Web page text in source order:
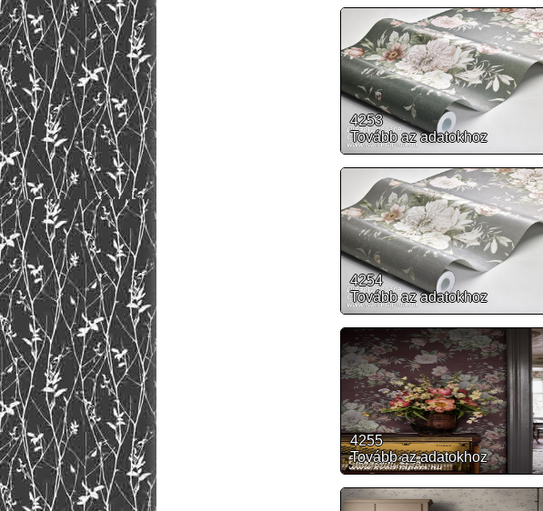
4253
Tovább az adatokhoz
4254
Tovább az adatokhoz
4255
Tovább az adatokhoz